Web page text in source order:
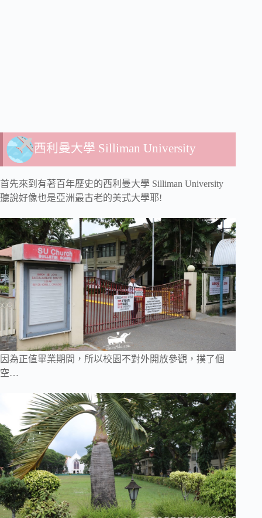
西利曼大學 Silliman University
首先來到有著百年歷史的西利曼大學 Silliman University
聽說好像也是亞洲最古老的美式大學耶!
因為正值畢業期間，所以校園不對外開放參觀，撲了個
空…